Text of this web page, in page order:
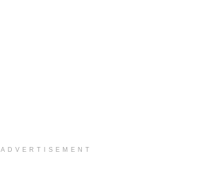
ADVERTISEMENT